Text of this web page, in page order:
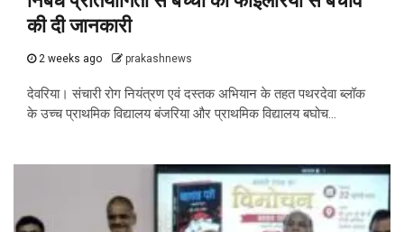
की दी जानकारी
2 weeks ago prakashnews
देवरिया। संचारी रोग नियंत्रण एवं दस्तक अभियान के तहत पथरदेवा ब्लॉक
के उच्च प्राथमिक विद्यालय बंजरिया और प्राथमिक विद्यालय बघोच...